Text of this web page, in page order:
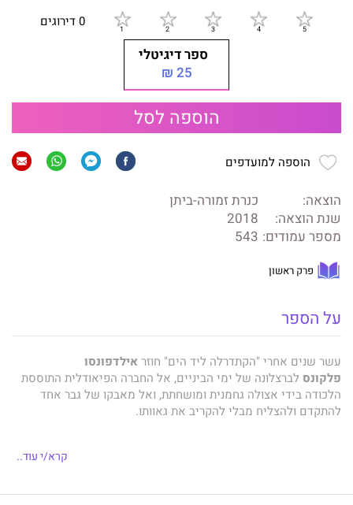
0 דירוגים
ספר דיגיטלי
25 ₪
הוספה לסל
הוספה למועדפים
הוצאה:
כנרת זמורה-ביתן
שנת הוצאה:
2018
מספר עמודים: 543
פרק ראשון
על הספר
עשר שנים אחרי "הקתדרלה ליד הים" חוזראילדפונסו
פלקונס לברצלונה של ימי הביניים, אל החברה הפיאודלית התוססת
הלכודה בידי אצולה גחמנית ומושחתת, ואל מאבקו של גבר אחד
להתקדם ולהצליח מבלי להקריב את גאוותו.
ברצלונה, 1387. פעמוני כנסיית סנטה מריה ממשיכים לצלצל ברובע
קרא/י עוד..